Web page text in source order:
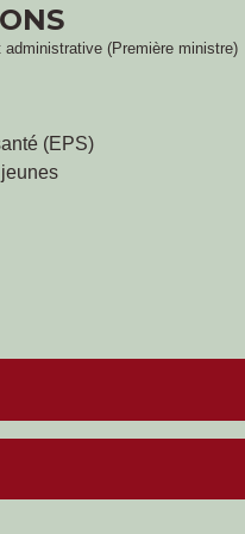
(Première ministre)
(EPS)